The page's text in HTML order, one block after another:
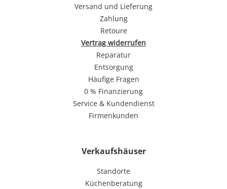
Versand und Lieferung
Zahlung
Retoure
Vertrag widerrufen
Reparatur
Entsorgung
Häufige Fragen
0 % Finanzierung
Service & Kundendienst
Firmenkunden
Verkaufshäuser
Standorte
Küchenberatung